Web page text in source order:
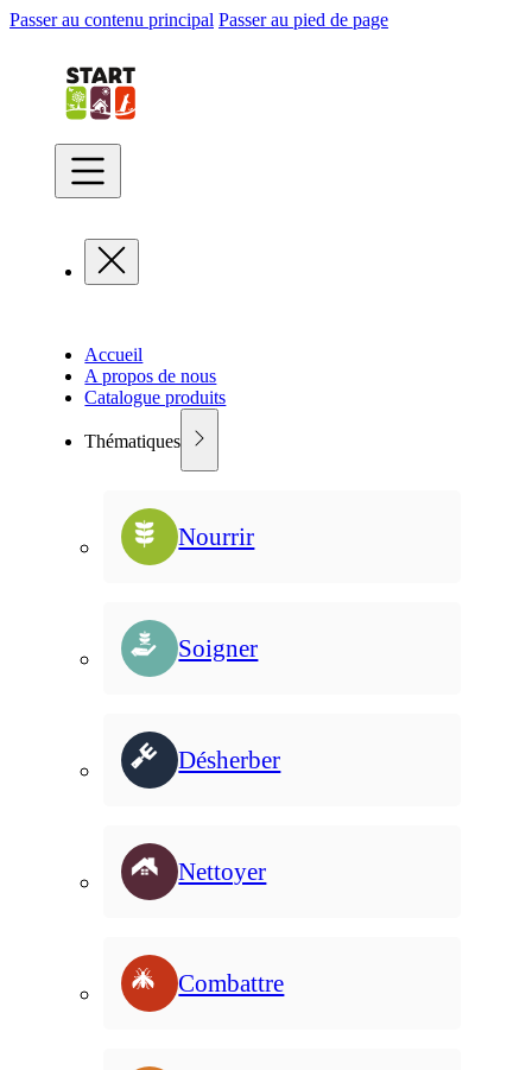
Passer au contenu principal Passer au pied de page
Accueil
A propos de nous
Catalogue produits
Thématiques
Nourrir
Soigner
Désherber
Nettoyer
Combattre